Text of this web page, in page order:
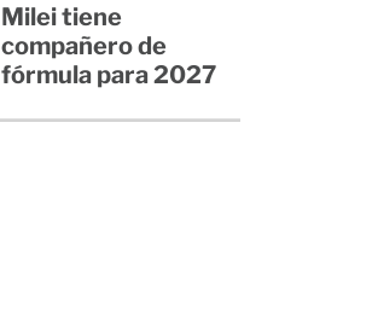
Milei tiene
compañero de
fórmula para 2027